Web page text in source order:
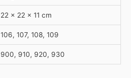
22 × 22 × 11 cm
106, 107, 108, 109
900, 910, 920, 930